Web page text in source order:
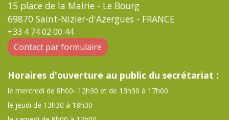
15 place de la Mairie - Le Bourg
69870 Saint-Nizier-d'Azergues - FRANCE
+33 4 74 02 00 44
Contact par formulaire
Horaires d'ouverture au public du secrétariat :
le mercredi de 8h00- 12h30 et de 13h30 à 17h00
le jeudi de 13h30 à 18h30